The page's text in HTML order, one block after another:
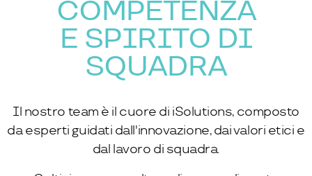
COMPETENZA
E SPIRITO DI
SQUADRA
Il nostro team è il cuore di iSolutions, composto
da esperti guidati dall'innovazione, dai valori etici e
dal lavoro di squadra.